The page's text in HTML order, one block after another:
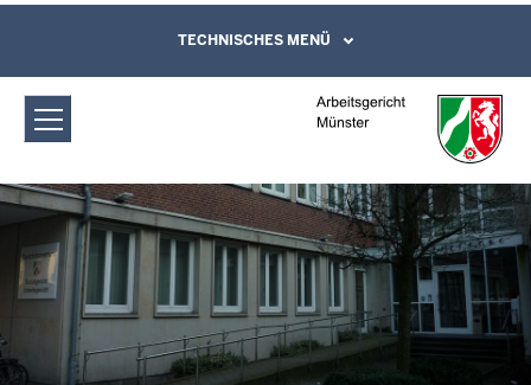
Arbeitsgericht Münster:
Sitzungstermine
Direkt zum Inhalt
Leichte Sprache, Gebärdensprachenvideo
und Kontaktformular
TECHNISCHES MENÜ